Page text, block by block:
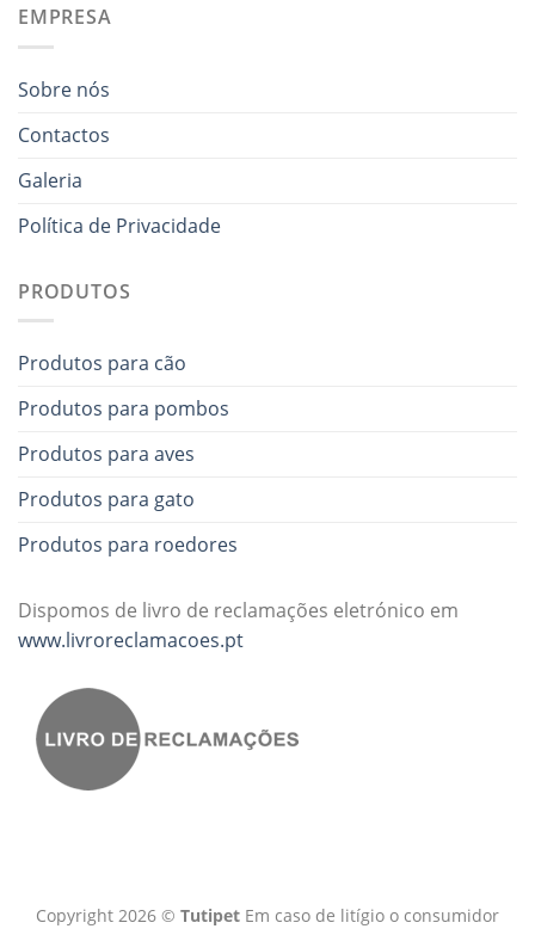
EMPRESA
Sobre nós
Contactos
Galeria
Política de Privacidade
PRODUTOS
Produtos para cão
Produtos para pombos
Produtos para aves
Produtos para gato
Produtos para roedores
Dispomos de livro de reclamações eletrónico em
www.livroreclamacoes.pt
Copyright 2026 © Tutipet Em caso de litígio o consumidor